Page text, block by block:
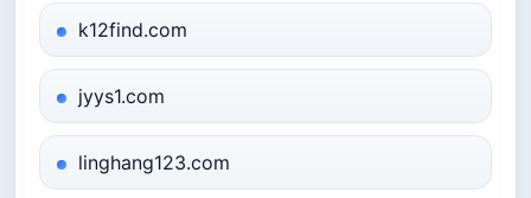
k12find.com
jyys1.com
linghang123.com